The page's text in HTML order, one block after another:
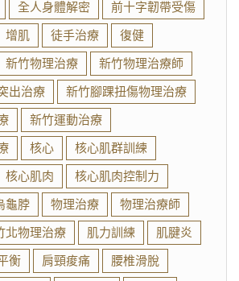
全人身體解密
前十字韌帶受傷
增肌 徒手治療
復健
新竹物理治療
新竹物理治療師
出治療
新竹腳踝扭傷物理治療
新竹運動治療
核心
核心肌群訓練
核心肌肉
核心肌肉控制力
龜脖 物理治療
物理治療師
北物理治療 肌力訓練
肌腱炎
衡
肩頸痠痛
腰椎滑脫